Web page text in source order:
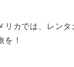
カでは、レン
！